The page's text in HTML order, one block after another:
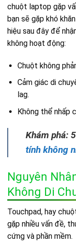
chuột laptop gặp
bạn sẽ gặp khó
hiệu sau đây để
không hoạt động:
Chuột không
Cảm giác di
lag.
Không thể nhấp
Khám phá:
tính không
Nguyên
Không Di
Touchpad, hay
gặp nhiều vấn đề,
cứng và phần mềm.